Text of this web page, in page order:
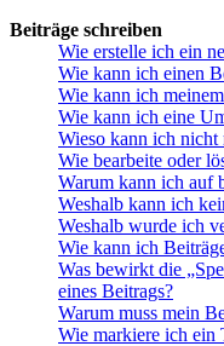
Beiträge schreiben
Wie erstelle ich ein
Wie kann ich einen
Wie kann ich
Wie kann ich eine
Wieso kann ich
Wie bearbeite oder
Warum kann ich auf
Weshalb kann ich
Weshalb wurde ich
Wie kann ich
Was bewirkt die
eines Beitrags?
Warum muss mein
Wie markiere ich ein